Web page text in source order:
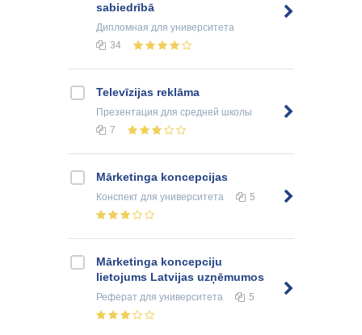
sabiedrībā
Дипломная для университета
34
Televīzijas reklāma
Презентация для средней школы
7
Mārketinga koncepcijas
Конспект для университета 5
Mārketinga koncepciju
lietojums Latvijas uzņēmumos
Реферат для университета 5